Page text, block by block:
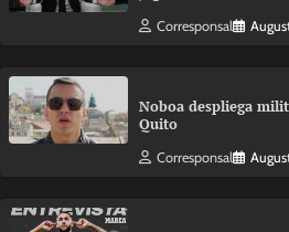
Corresponsal
Noboa despliega
Quito
Corresponsal